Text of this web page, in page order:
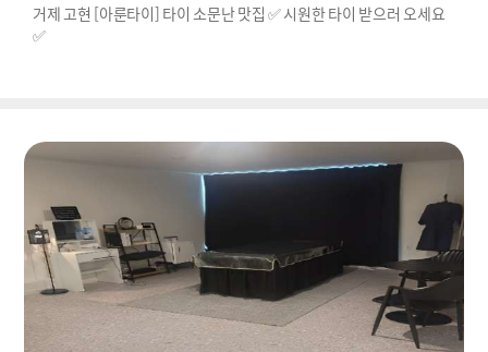
거제 고현 [아룬타이] 타이 소문난 맛집 ✅ 시원한 타이 받으러 오세요
✅